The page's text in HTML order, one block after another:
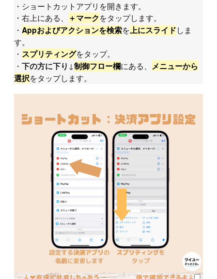
・ショートカットアプリを開きます。
・右上にある、
＋マークをタップします。
・ Appおよびアクションを検索を上にスライドしま
す。
・ スプリティングをタップ。
・ 下の方に下り ↓制御フロー欄にある、 メニューから
選択をタップします。